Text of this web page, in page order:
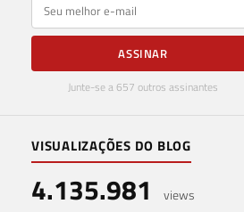
ASSINAR
Junte-se a 657 outros assinantes
VISUALIZAÇÕES DO BLOG
4.135.981 views